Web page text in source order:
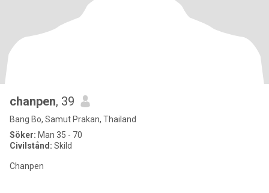
chanpen, 39
Bang Bo, Samut Prakan, Thailand
Söker: Man 35 - 70
Civilstånd: Skild
Chanpen